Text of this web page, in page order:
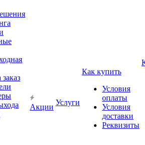
Акции
Услуги
Как купить
Условия
оплаты
Условия
доставки
Реквизиты